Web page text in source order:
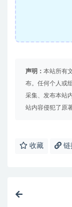
声明： 本站所有
布。任何个人或
采集、发布本站
站内容侵犯了原
收藏 链